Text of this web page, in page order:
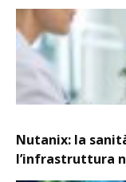
Nutanix: la
l’infrastruttura